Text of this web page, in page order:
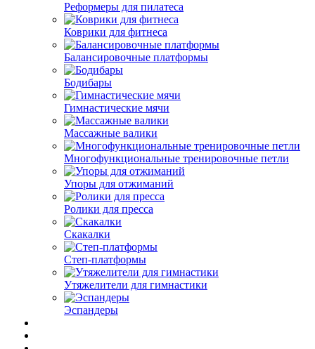
Реформеры для пилатеса
Коврики для фитнеса
Балансировочные платформы
Бодибары
Гимнастические мячи
Массажные валики
Многофункциональные тренировочные петли
Упоры для отжиманий
Ролики для пресса
Скакалки
Степ-платформы
Утяжелители для гимнастики
Эспандеры